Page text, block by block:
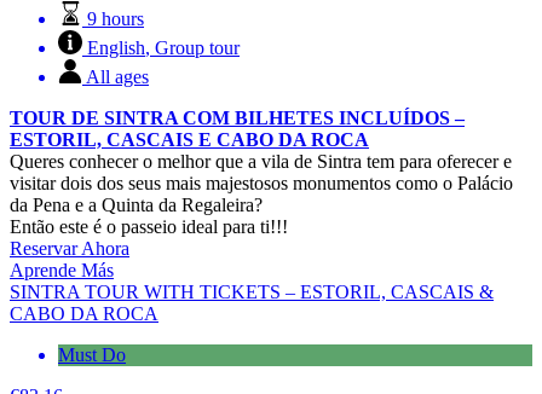
9 hours
English, Group tour
All ages
TOUR DE SINTRA COM BILHETES INCLUÍDOS –
ESTORIL, CASCAIS E CABO DA ROCA
Queres conhecer o melhor que a vila de Sintra tem para oferecer e
visitar dois dos seus mais majestosos monumentos como o Palácio
da Pena e a Quinta da Regaleira?
Então este é o passeio ideal para ti!!!
Reservar Ahora
Aprende Más
SINTRA TOUR WITH TICKETS – ESTORIL, CASCAIS &
CABO DA ROCA
Must Do